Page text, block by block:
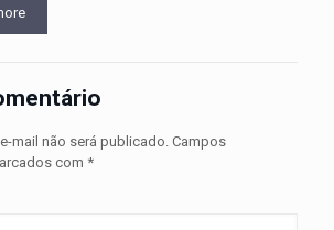
mail não será publicado. Campos
com *